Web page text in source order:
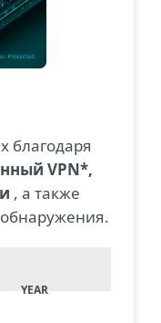
благодаря
VPN*,
, а также
YEAR